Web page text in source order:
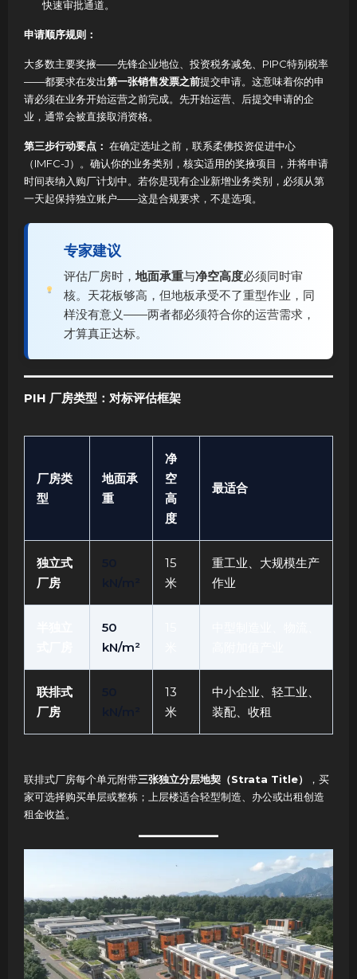
快速审批通道。
申请顺序规则：
大多数主要奖掖——先锋企业地位、投资税务减免、PIPC特别税率
——都要求在发出第一张销售发票之前提交申请。这意味着你的申
请必须在业务开始运营之前完成。先开始运营、后提交申请的企
业，通常会被直接取消资格。
第三步行动要点： 在确定选址之前，联系柔佛投资促进中心
（IMFC-J）。确认你的业务类别，核实适用的奖掖项目，并将申请
时间表纳入购厂计划中。若你是现有企业新增业务类别，必须从第
一天起保持独立账户——这是合规要求，不是选项。
专家建议
评估厂房时， 地面承重与净空高度必须同时审
核。天花板够高，但地板承受不了重型作业，同
样没有意义——两者都必须符合你的运营需求，
才算真正达标。
PIH 厂房类型：对标评估框架
厂房类
型
地面承
重
净
空
高
度
最适合
独立式
厂房
15
米
重工业、大规模生产
作业
50
kN/m²
联排式
厂房
13
米
中小企业、轻工业、
装配、收租
联排式厂房每个单元附带三张独立分层地契（Strata Title）
，买
家可选择购买单层或整栋；上层楼适合轻型制造、办公或出租创造
租金收益。